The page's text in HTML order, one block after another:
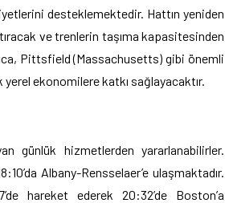
desteklemektedir. Hattın yeniden
ve trenlerin taşıma kapasitesinden
Pittsfield (Massachusetts) gibi önemli
ekonomilere katkı sağlayacaktır.
günlük hizmetlerden yararlanabilirler.
Albany-Rensselaer’e ulaşmaktadır.
hareket ederek 20:32’de Boston’a